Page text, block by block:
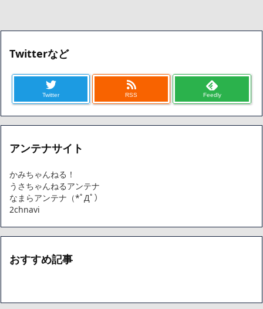
Twitterなど
Twitter RSS Feedly
アンテナサイト
かみちゃんねる！
うさちゃんねるアンテナ
なまらアンテナ（*ﾟДﾟ）
2chnavi
おすすめ記事